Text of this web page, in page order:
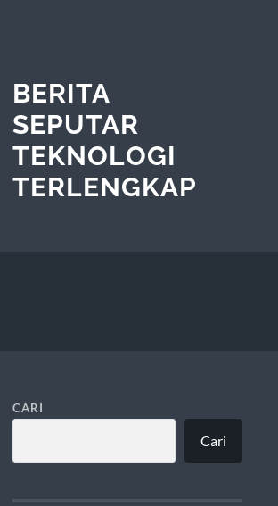
BERITA
SEPUTAR
TEKNOLOGI
TERLENGKAP
CARI
Cari